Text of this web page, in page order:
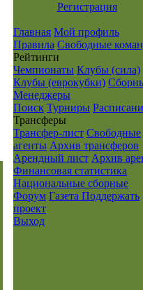
Регистрация
Главная Мой профиль
Правила Свободные
Рейтинги
Чемпионаты Клубы (сила)
Клубы (еврокубки)
Менеджеры
Поиск Турниры
Транcферы
Трансфер-лист Свободные
агенты Архив трансферов
Арендный лист Архив
Финансовая статистика
Национальные сборные
Форум Газета Поддержать
проект
Выход